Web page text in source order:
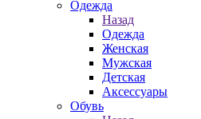
Одежда
Назад
Одежда
Женская
Мужская
Детская
Аксессуары
Обувь